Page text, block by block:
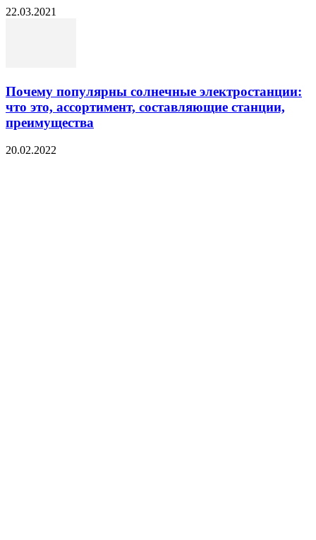
22.03.2021
Почему популярны солнечные электростанции:
что это, ассортимент, составляющие станции,
преимущества
20.02.2022